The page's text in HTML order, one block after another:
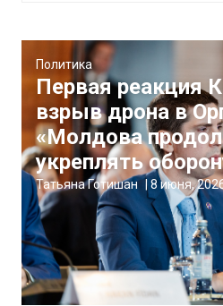
Политика
Первая реакция
взрыв дрона в
«Молдова
укреплять
Татьяна Готишан |8 июня,